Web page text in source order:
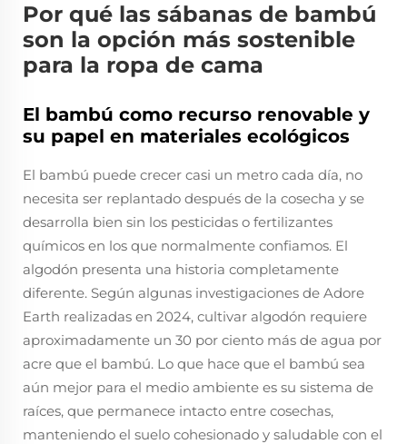
Por qué las sábanas de bambú
son la opción más sostenible
para la ropa de cama
El bambú como recurso renovable y
su papel en materiales ecológicos
El bambú puede crecer casi un metro cada día, no
necesita ser replantado después de la cosecha y se
desarrolla bien sin los pesticidas o fertilizantes
químicos en los que normalmente confiamos. El
algodón presenta una historia completamente
diferente. Según algunas investigaciones de Adore
Earth realizadas en 2024, cultivar algodón requiere
aproximadamente un 30 por ciento más de agua por
acre que el bambú. Lo que hace que el bambú sea
aún mejor para el medio ambiente es su sistema de
raíces, que permanece intacto entre cosechas,
manteniendo el suelo cohesionado y saludable con el